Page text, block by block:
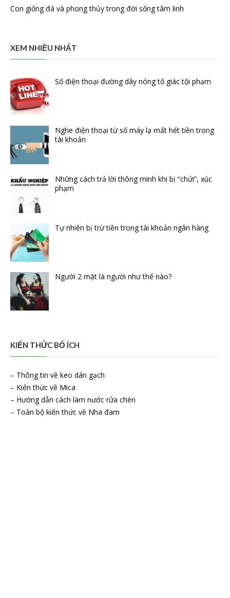
Con giống đá và phong thủy trong đời sống tâm linh
XEM NHIỀU NHẤT
Số điện thoại đường dây nóng tố giác tội phạm
Nghe điện thoại từ số máy lạ mất hết tiền trong
tài khoản
Những cách trả lời thông minh khi bị “chửi”, xúc
phạm
Tự nhiên bị trừ tiền trong tài khoản ngân hàng
Người 2 mặt là người như thế nào?
KIẾN THỨC BỔ ÍCH
– Thông tin về keo dán gạch
– Kiến thức về Mica
– Hướng dẫn cách làm nước rửa chén
– Toàn bộ kiến thức về Nha đam